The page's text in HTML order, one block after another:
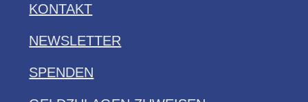
KONTAKT
NEWSLETTER
SPENDEN